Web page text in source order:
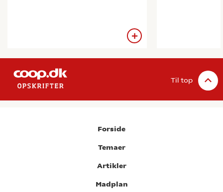
Til top
Forside
Temaer
Artikler
Madplan